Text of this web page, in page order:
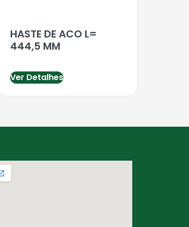
HASTE DE ACO L=
444,5 MM
Ver Detalhes